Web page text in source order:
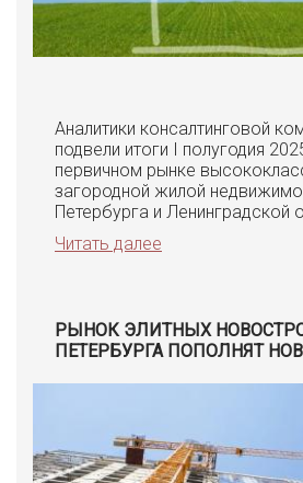
Аналитики консалтинговой
подвели итоги I полугодия
первичном рынке
загородной жилой
Петербурга и Ленинградской
Читать далее
РЫНОК ЭЛИТНЫХ
ПЕТЕРБУРГА ПОПОЛНЯТ